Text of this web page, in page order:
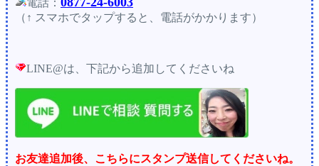
電話：
（↑ スマホでタップすると、電話がかかります）
LINE@は、下記から追加してくださいね
お友達追加後、こちらにスタンプ送信してくださいね。